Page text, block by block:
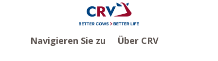
Navigieren Sie zu Über CRV